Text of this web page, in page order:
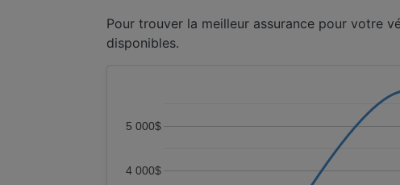
Pour trouver la meilleur assurance pour votre
disponibles.
4 000$
5 000$